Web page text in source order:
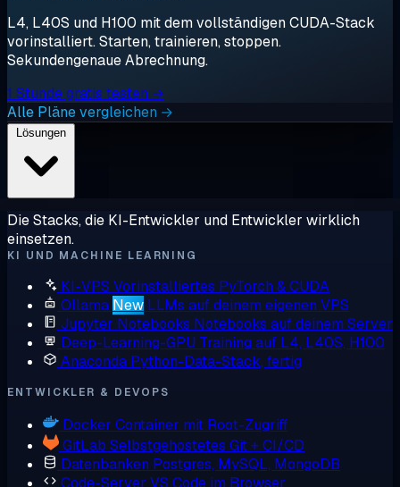
L4, L40S und H100 mit dem vollständigen CUDA-Stack
vorinstalliert. Starten, trainieren, stoppen.
Sekundengenaue Abrechnung.
1 Stunde gratis testen →
Alle Pläne vergleichen →
Die Stacks, die KI-Entwickler und Entwickler wirklich
einsetzen.
KI UND MACHINE LEARNING
KI-VPS Vorinstalliertes PyTorch & CUDA
Ollama New LLMs auf deinem eigenen VPS
Jupyter Notebooks Notebooks auf deinem Server
Deep-Learning-GPU Training auf L4, L40S, H100
Anaconda Python-Data-Stack, fertig
ENTWICKLER & DEVOPS
Docker Container mit Root-Zugriff
GitLab Selbstgehostetes Git + CI/CD
Datenbanken Postgres, MySQL, MongoDB
Code-Server VS Code im Browser